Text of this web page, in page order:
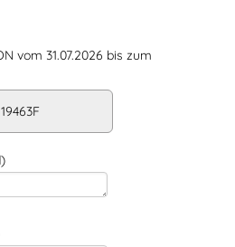
vom 31.07.2026 bis zum